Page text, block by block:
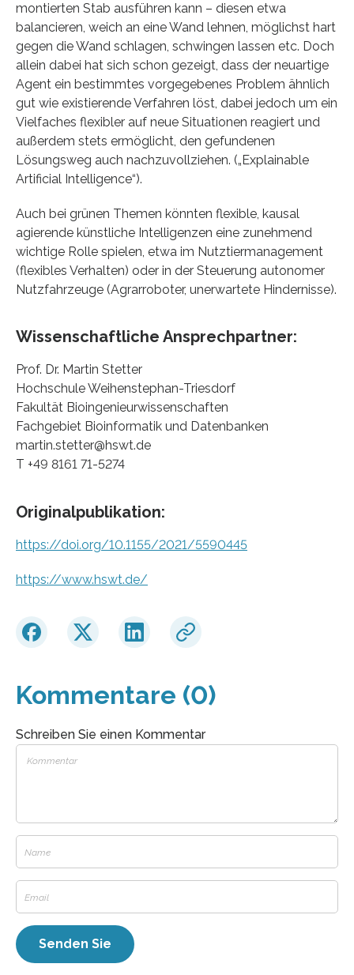
montierten Stab ausführen kann – diesen etwa
balancieren, weich an eine Wand lehnen, möglichst hart
gegen die Wand schlagen, schwingen lassen etc. Doch
allein dabei hat sich schon gezeigt, dass der neuartige
Agent ein bestimmtes vorgegebenes Problem ähnlich
gut wie existierende Verfahren löst, dabei jedoch um ein
Vielfaches flexibler auf neue Situationen reagiert und
außerdem stets ermöglicht, den gefundenen
Lösungsweg auch nachzuvollziehen. („Explainable
Artificial Intelligence“).
Auch bei grünen Themen könnten flexible, kausal
agierende künstliche Intelligenzen eine zunehmend
wichtige Rolle spielen, etwa im Nutztiermanagement
(flexibles Verhalten) oder in der Steuerung autonomer
Nutzfahrzeuge (Agrarroboter, unerwartete Hindernisse).
Wissenschaftliche Ansprechpartner:
Prof. Dr. Martin Stetter
Hochschule Weihenstephan-Triesdorf
Fakultät Bioingenieurwissenschaften
Fachgebiet Bioinformatik und Datenbanken
martin.stetter@hswt.de
T +49 8161 71-5274
Originalpublikation:
https://doi.org/10.1155/2021/5590445
https://www.hswt.de/
Kommentare (0)
Schreiben Sie einen Kommentar